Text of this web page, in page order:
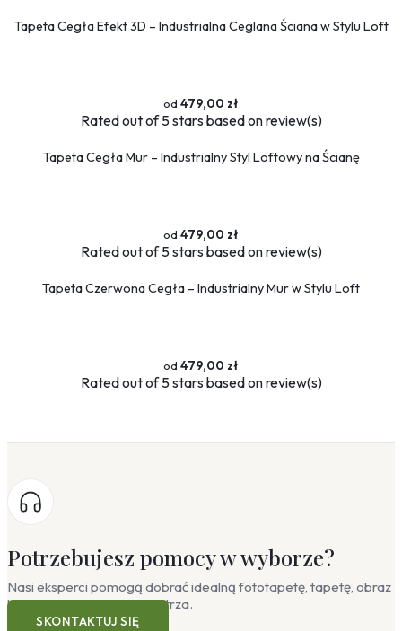
Tapeta Cegła Efekt 3D – Industrialna Ceglana Ściana w Stylu Loft
479,00 zł
Ratedout of 5 stars based onreview(s)
Tapeta Cegła Mur – Industrialny Styl Loftowy na Ścianę
479,00 zł
Ratedout of 5 stars based onreview(s)
Tapeta Czerwona Cegła – Industrialny Mur w Stylu Loft
479,00 zł
Ratedout of 5 stars based onreview(s)
Potrzebujesz pomocy w wyborze?
Nasi eksperci pomogą dobrać idealną fototapetę, tapetę, obraz
lub plakat do Twojego wnętrza.
SKONTAKTUJ SIĘ